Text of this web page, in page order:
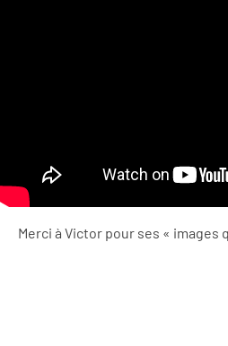
Merci à Victor pour ses « images